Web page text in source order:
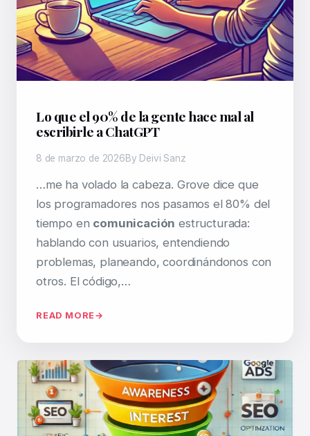
Lo que el 90% de la gente hace mal al
escribirle a ChatGPT
8 de marzo de 2026By Deivi Sanz
…me ha volado la cabeza. Grove dice que
los programadores nos pasamos el 80% del
tiempo en comunicación estructurada:
hablando con usuarios, entendiendo
problemas, planeando, coordinándonos con
otros. El código,…
READ MORE